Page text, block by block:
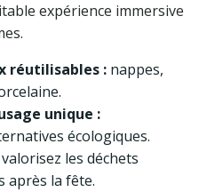
expérience immersive
réutilisables : nappes,
unique :
écologiques.
valorisez les déchets
après la fête.